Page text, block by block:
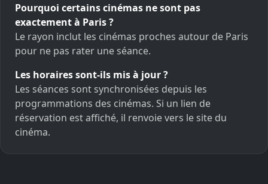
Pourquoi certains cinémas ne sont pas
exactement à Paris ?
Le rayon inclut les cinémas proches autour de Paris
pour ne pas rater une séance.
Les horaires sont-ils mis à jour ?
Les séances sont synchronisées depuis les
programmations des cinémas. Si un lien de
réservation est affiché, il renvoie vers le site du
cinéma.